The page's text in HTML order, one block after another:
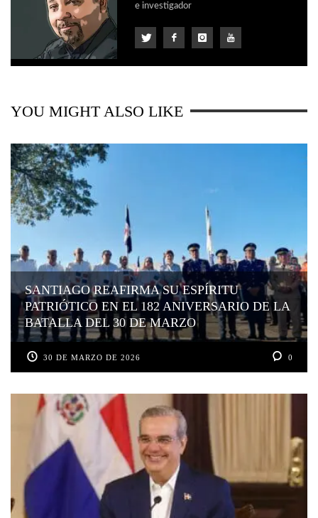
e investigador
YOU MIGHT ALSO LIKE
SANTIAGO REAFIRMA SU ESPÍRITU
PATRIÓTICO EN EL 182 ANIVERSARIO DE LA
BATALLA DEL 30 DE MARZO
30 DE MARZO DE 2026 0